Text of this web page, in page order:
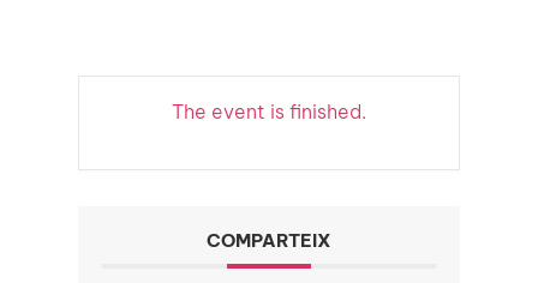
The event is finished.
COMPARTEIX